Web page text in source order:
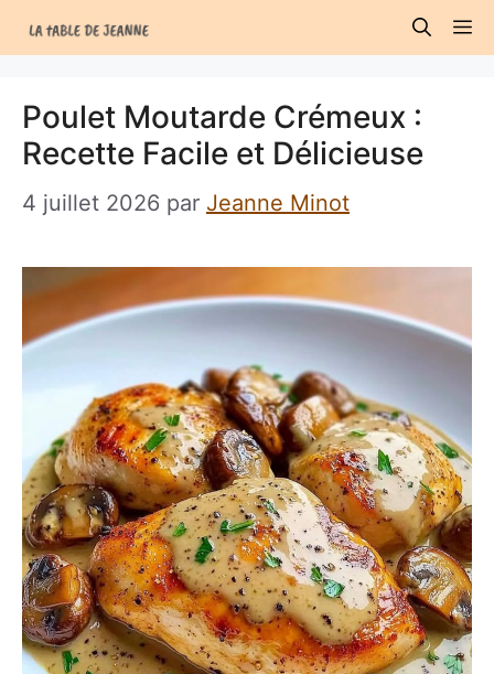
au
Poulet Moutarde Crémeux :
Recette Facile et Délicieuse
4 juillet 2026 par Jeanne Minot